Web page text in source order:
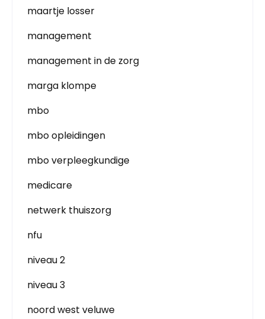
maartje losser
management
management in de zorg
marga klompe
mbo
mbo opleidingen
mbo verpleegkundige
medicare
netwerk thuiszorg
nfu
niveau 2
niveau 3
noord west veluwe